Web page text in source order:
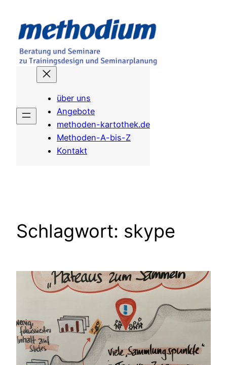
Inhalt
springen
über uns
Angebote
methoden-kartothek.de
Methoden-A-bis-Z
Kontakt
Schlagwort: skype